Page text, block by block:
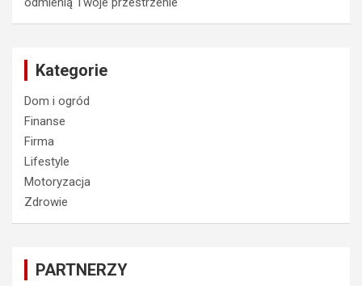
Kategorie
Dom i ogród
Finanse
Firma
Lifestyle
Motoryzacja
Zdrowie
PARTNERZY